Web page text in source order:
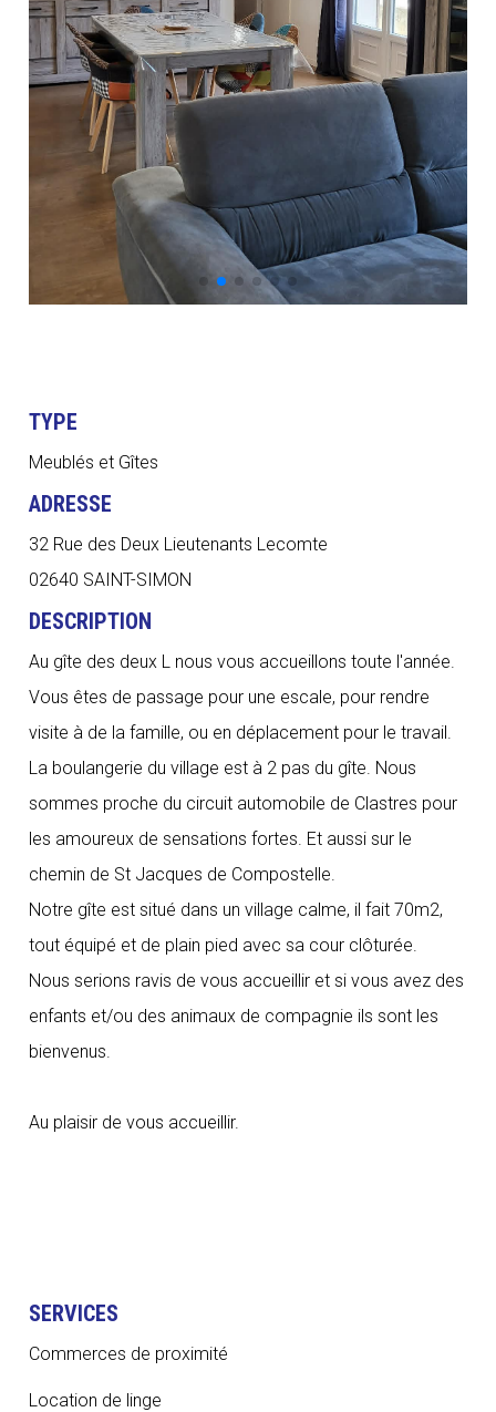
TYPE
Meublés et Gîtes
ADRESSE
32 Rue des Deux Lieutenants Lecomte
02640 SAINT-SIMON
DESCRIPTION
Au gîte des deux L nous vous accueillons toute l'année.
Vous êtes de passage pour une escale, pour rendre
visite à de la famille, ou en déplacement pour le travail.
La boulangerie du village est à 2 pas du gîte. Nous
sommes proche du circuit automobile de Clastres pour
les amoureux de sensations fortes. Et aussi sur le
chemin de St Jacques de Compostelle.
Notre gîte est situé dans un village calme, il fait 70m2,
tout équipé et de plain pied avec sa cour clôturée.
Nous serions ravis de vous accueillir et si vous avez des
enfants et/ou des animaux de compagnie ils sont les
bienvenus.
Au plaisir de vous accueillir.
SERVICES
Commerces de proximité
Location de linge